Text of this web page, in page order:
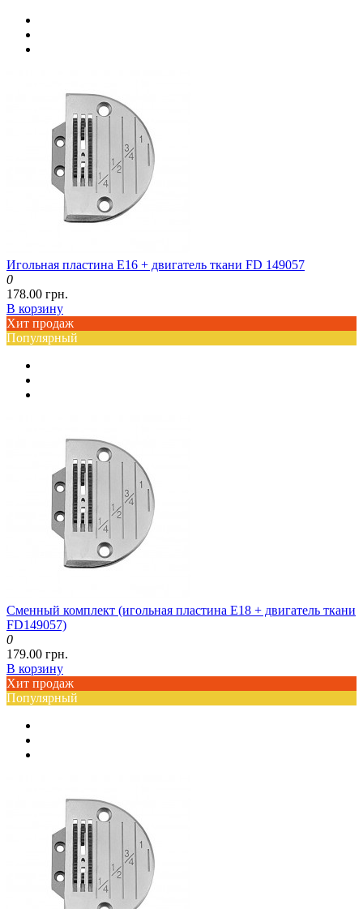
Игольная пластина E16 + двигатель ткани FD 149057
0
178.00 грн.
В корзину
Хит продаж
Популярный
Сменный комплект (игольная пластина Е18 + двигатель ткани
FD149057)
0
179.00 грн.
В корзину
Хит продаж
Популярный